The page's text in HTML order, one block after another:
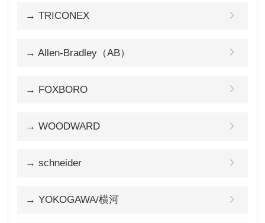
→ TRICONEX
→ Allen-Bradley（AB）
→ FOXBORO
→ WOODWARD
→ schneider
→ YOKOGAWA/横河